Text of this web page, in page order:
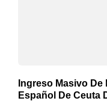
Ingreso Masivo
Español De Ceuta